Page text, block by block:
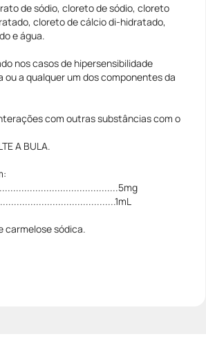
de sódio, cloreto de sódio, cloreto
cloreto de cálcio di-hidratado,
e água.
nos casos de hipersensibilidade
a qualquer um dos componentes da
com outras substâncias com o
A BULA.
carmelose sódica.